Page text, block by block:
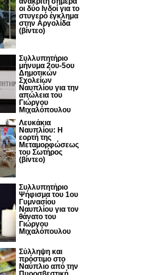
οι δύο Ινδοί για το
στυγερό έγκλημα
στην Αργολίδα
(βίντεο)
Συλλυπητήριο
μήνυμα 2ου-5ου
Δημοτικών
Σχολείων
Ναυπλίου για την
απώλεια του
Γιώργου
Μιχαλόπουλου
Λευκάκια
Ναυπλίου: Η
εορτή της
Μεταμορφώσεως
του Σωτήρος
(βίντεο)
Συλλυπητήριο
Ψήφισμα του 1ου
Γυμνασίου
Ναυπλίου για τον
θάνατο του
Γιώργου
Μιχαλόπουλου
Σύλληψη και
πρόστιμο στο
Ναύπλιο από την